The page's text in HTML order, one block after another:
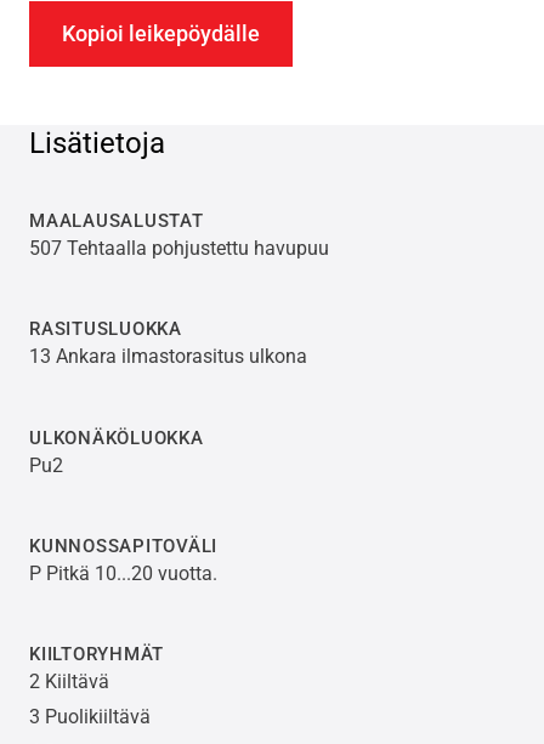
Kopioi leikepöydälle
Lisätietoja
MAALAUSALUSTAT
507 Tehtaalla pohjustettu havupuu
RASITUSLUOKKA
13 Ankara ilmastorasitus ulkona
ULKONÄKÖLUOKKA
Pu2
KUNNOSSAPITOVÄLI
P Pitkä 10...20 vuotta.
KIILTORYHMÄT
2 Kiiltävä
3 Puolikiiltävä